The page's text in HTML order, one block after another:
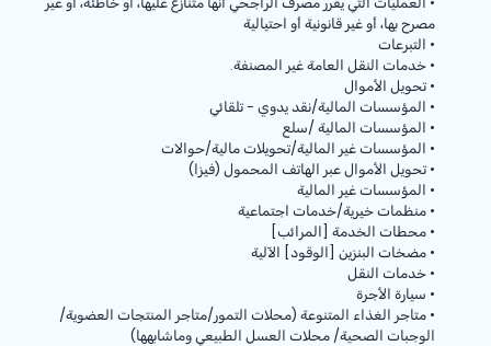
مصرح بها، أو غير قانونية أو احتيالية
• التبرعات
• خدمات النقل العامة غير المصنفة.
• تحويل الأموال
• المؤسسات المالية/نقد يدوي - تلقائي
• المؤسسات المالية /سلع
• المؤسسات غير المالية/تحويلات مالية/حوالات
• تحويل الأموال عبر الهاتف المحمول (فيزا)
• المؤسسات غير المالية
• منظمات خيرية/خدمات اجتماعية
• محطات الخدمة [المرائب]
• مضخات البنزين [الوقود] الآلية
• خدمات النقل
• سيارة الأجرة
• متاجر الغذاء المتنوعة (محلات التمور/متاجر المنتجات العضوية/
الوجبات الصحية/ محلات العسل الطبيعي وماشابهها)